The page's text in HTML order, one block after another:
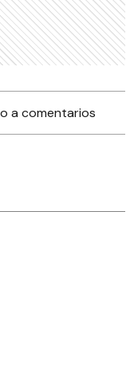
a comentarios